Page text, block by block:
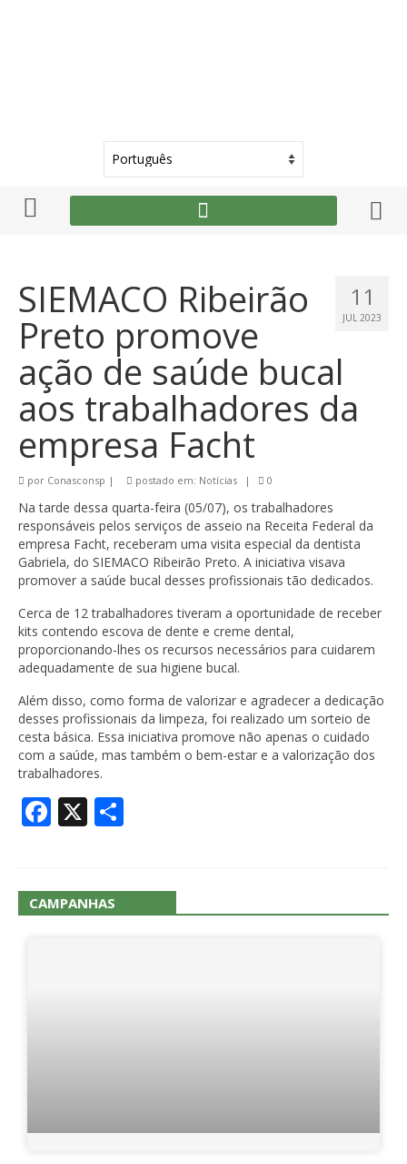
11
JUL 2023
SIEMACO Ribeirão
Preto promove
ação de saúde bucal
aos trabalhadores da
empresa Facht
por Conasconsp | postado em: Notícias | 0
Na tarde dessa quarta-feira (05/07), os trabalhadores
responsáveis pelos serviços de asseio na Receita Federal da
empresa Facht, receberam uma visita especial da dentista
Gabriela, do SIEMACO Ribeirão Preto. A iniciativa visava
promover a saúde bucal desses profissionais tão dedicados.
Cerca de 12 trabalhadores tiveram a oportunidade de receber
kits contendo escova de dente e creme dental,
proporcionando-lhes os recursos necessários para cuidarem
adequadamente de sua higiene bucal.
Além disso, como forma de valorizar e agradecer a dedicação
desses profissionais da limpeza, foi realizado um sorteio de
cesta básica. Essa iniciativa promove não apenas o cuidado
com a saúde, mas também o bem-estar e a valorização dos
trabalhadores.
Facebook
X
CAMPANHAS